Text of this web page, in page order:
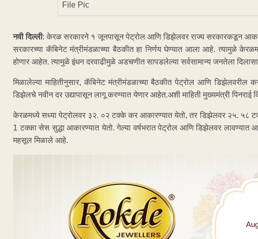
File Pic
नवी दिल्ली: केरळ सरकारने १ जूनपासून पेट्रोल आणि डिझेलवर राज्य सरकारकडून
सरकारच्या कॅबिनेट मंत्रीमंडळाच्या बैठकीत हा निर्णय घेण्यात आला आहे. त्यामुळे
होणार आहेत. त्यामुळे इंधन दरवाढीमुळे अडचणीत सापडलेल्या सर्वसामान्य जनतेला
मिळालेल्या माहितीनुसार, कॅबिनेट मंत्रीमंडळाच्या बैठकीत पेट्रोल आणि डिझेलवरील
डिझेलचे नवीन दर उद्यापासून लागू करण्यात येणार आहेत.अशी माहिती मुख्यमंत्री पिनराई
केरळमध्ये सध्या पेट्रोलवर ३२. ०२ टक्के कर आकारण्यात येतो, तर डिझेलवर २५. ५८
1 टक्का सेस सुद्धा आकारण्यात येतो. गेल्या वर्षभरात पेट्रोल आणि डिझेलवर
महसूल मिळाले आहे.